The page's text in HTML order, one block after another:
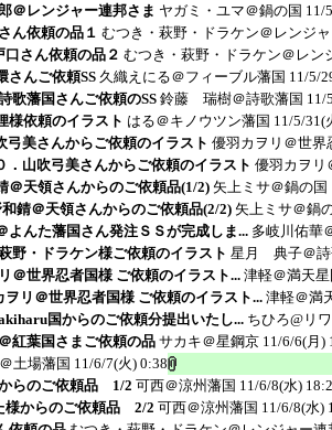
＠レンジャー連邦さま ヤガミ・ユマ＠鍋の国 11/
ん依頼の品１ むつき・萩野・ドラケン＠レンジ
さん依頼の品２ むつき・萩野・ドラケン＠レン
んご依頼SS 久織えにる＠フィーブル藩国 11/5/
歌藩国さんご依頼のSS 鈴藤 瑞樹＠詩歌藩国 11/
依頼のイラスト はる＠キノウツン藩国 11/5/31(
弓美さんからご依頼のイラスト 優羽カヲリ＠世界
．山吹弓美さんからご依頼のイラスト 優羽カヲリ
天領さんからのご依頼品(1/2) 矢上ミサ＠鍋の国
錆＠天領さんからのご依頼品(2/2) 矢上ミサ＠鍋
んた藩国さん発注ＳＳが完成しま... 多岐川佑華
野・ドラケン様ご依頼のイラスト 星月 典子＠詩
＠世界忍者国様 ご依頼のイラスト... 津軽＠満天
ヲリ＠世界忍者国様 ご依頼のイラスト... 津軽＠満
国からのご依頼分提出いたし... ちひろ@リ
紅葉国さまご依頼の品 サカキ＠星鋼京 11/6/6(月)
土場藩国 11/6/7(火) 0:38
らのご依頼品 1/2 可西＠涼州藩国 11/6/8(水)
様からのご依頼品 2/2 可西＠涼州藩国 11/6/8(水)